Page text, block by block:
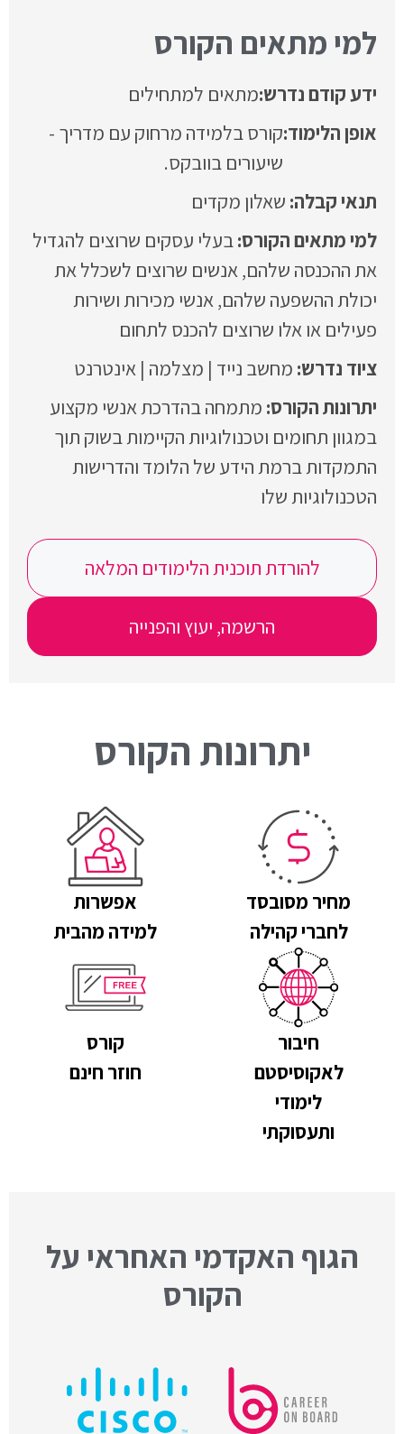
למי מתאים הקורס
ידע קודם נדרש:מתאים למתחילים
אופן הלימוד:קורס בלמידה מרחוק עם מדריך -
שיעורים בוובקס.
שאלון מקדים
בעלי עסקים שרוצים להגדיל
את ההכנסה שלהם, אנשים שרוצים לשכלל את
יכולת ההשפעה שלהם, אנשי מכירות ושירות
פעילים או אלו שרוצים להכנס לתחום
מחשב נייד | מצלמה | אינטרנט
מתמחה בהדרכת אנשי מקצוע
במגוון תחומים וטכנולוגיות הקיימות בשוק תוך
התמקדות ברמת הידע של הלומד והדרישות
הטכנולוגיות שלו
להורדת תוכנית הלימודים המלאה
הרשמה, יעוץ והפנייה
יתרונות הקורס
מחיר מסובסד
לחברי קהילה
אפשרות
למידה מהבית
חיבור
לאקוסיסטם
לימודי
ותעסוקתי
קורס
חוזר חינם
הגוף האקדמי האחראי על
הקורס